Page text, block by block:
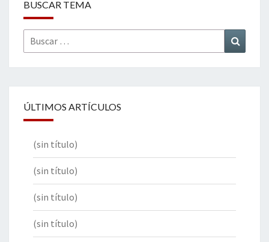
BUSCAR TEMA
Buscar
por:
ÚLTIMOS ARTÍCULOS
(sin título)
(sin título)
(sin título)
(sin título)